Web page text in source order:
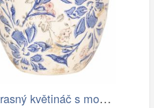
Okrasný květináč s modrými květy - Ø 18…